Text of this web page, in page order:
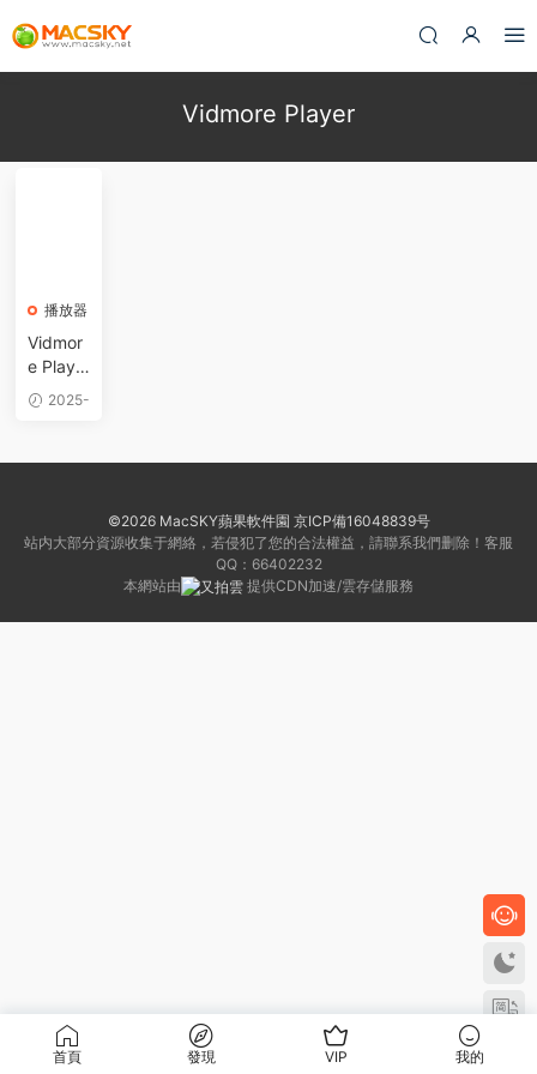
Vidmore Player
播放器
Vidmor
e Playe
r 1.0.68
for Mac
藍光DV
放器
2025-
©2026 MacSKY蘋果軟件園 京ICP備16048839号
站内大部分資源收集于網絡，若侵犯了您的合法權益，請聯系我們删除！客服
QQ：66402232
本網站由
提供CDN加速/雲存儲服務
首頁 發現 VIP 我的